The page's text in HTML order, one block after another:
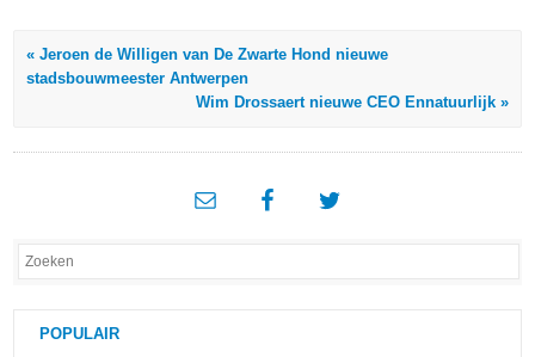
« Jeroen de Willigen van De Zwarte Hond nieuwe
stadsbouwmeester Antwerpen
Wim Drossaert nieuwe CEO Ennatuurlijk »
POPULAIR